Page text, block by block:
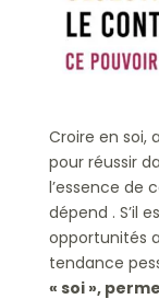
Croire en soi,
pour réussir
l’essence de
dépend . S’il
opportunités
tendance
« soi »,